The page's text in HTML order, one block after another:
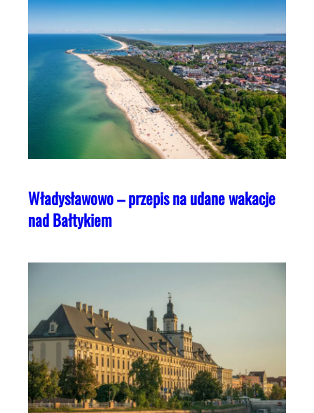
Władysławowo – przepis na udane wakacje
nad Bałtykiem